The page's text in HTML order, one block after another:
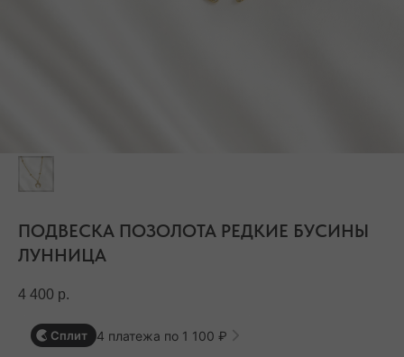
ПОДВЕСКА ПОЗОЛОТА РЕДКИЕ БУСИНЫ
ЛУННИЦА
4 400 р.
Сплит 4 платежа по 1 100 ₽